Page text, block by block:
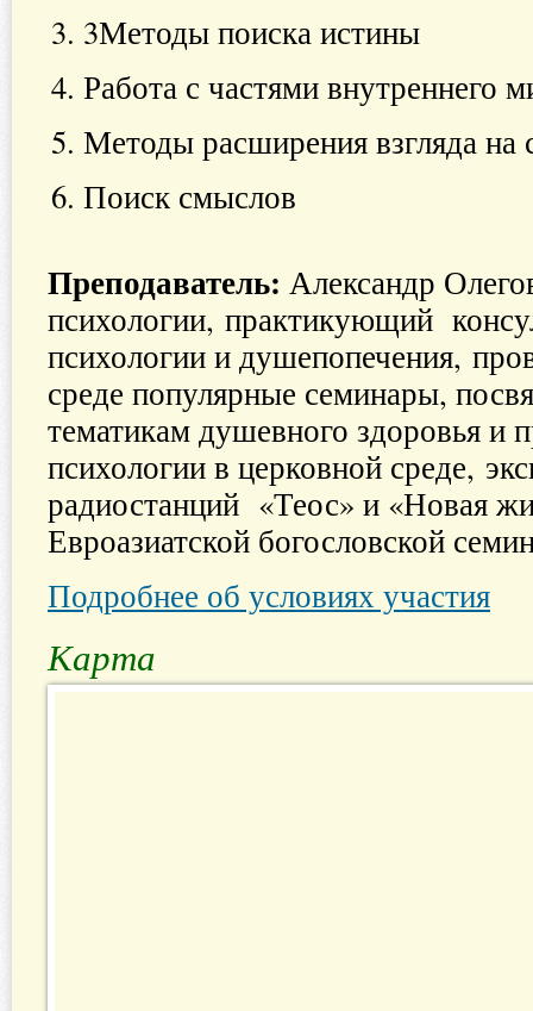
3Методы поиска истины
Работа с частями
Методы расширения взгляда на
Поиск смыслов
Преподаватель: Александр
психологии, практикующий
психологии и душепопечения,
среде популярные семинары,
тематикам душевного здоровья и
психологии в церковной среде,
радиостанций «Теос» и «Новая
Евроазиатской богословской
Подробнее об условиях участия
Карта